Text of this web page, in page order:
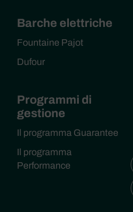
Barche elettriche
Fountaine Pajot
Dufour
Programmi di
gestione
Il programma Guarantee
Il programma
Performance